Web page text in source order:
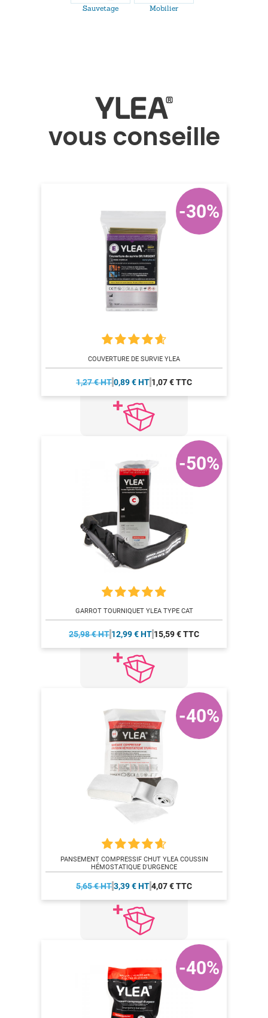
Sauvetage Mobilier
vous conseille
COUVERTURE DE SURVIE YLEA
1,27 € HT0,89 € HT 1,07 € TTC
-30%
GARROT TOURNIQUET YLEA TYPE CAT
25,98 € HT 12,99 € HT 15,59 € TTC
-50%
PANSEMENT COMPRESSIF CHUT YLEA COUSSIN
HÉMOSTATIQUE D'URGENCE
5,65 € HT3,39 € HT4,07 € TTC
-40%
-40%